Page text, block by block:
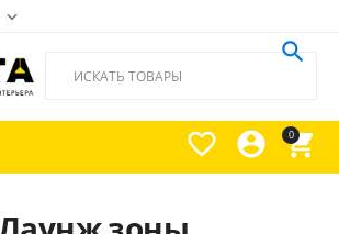

0



